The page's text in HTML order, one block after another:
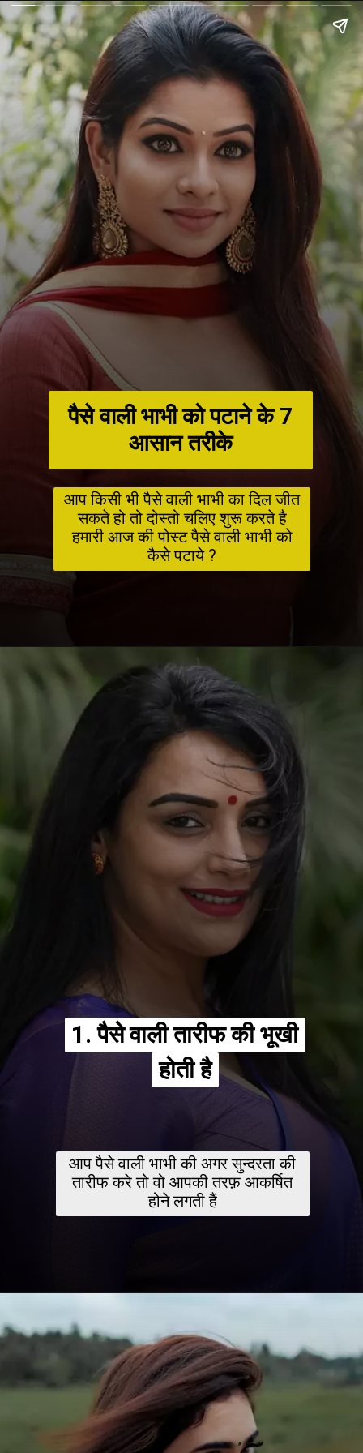
पैसे वाली भाभी को पटाने के 7
आसान तरीके
आप किसी भी पैसे वाली भाभी का दिल जीत
सकते हो तो दोस्तो चलिए शुरू करते है
हमारी आज की पोस्ट पैसे वाली भाभी को
कैसे पटाये ?
1. पैसे वाली तारीफ की भूखी
होती है
1. पैसे वाली तारीफ की भूखी
होती है
आप पैसे वाली भाभी की अगर सुन्दरता की
तारीफ करे तो वो आपकी तरफ़ आकर्षित
होने लगती हैं